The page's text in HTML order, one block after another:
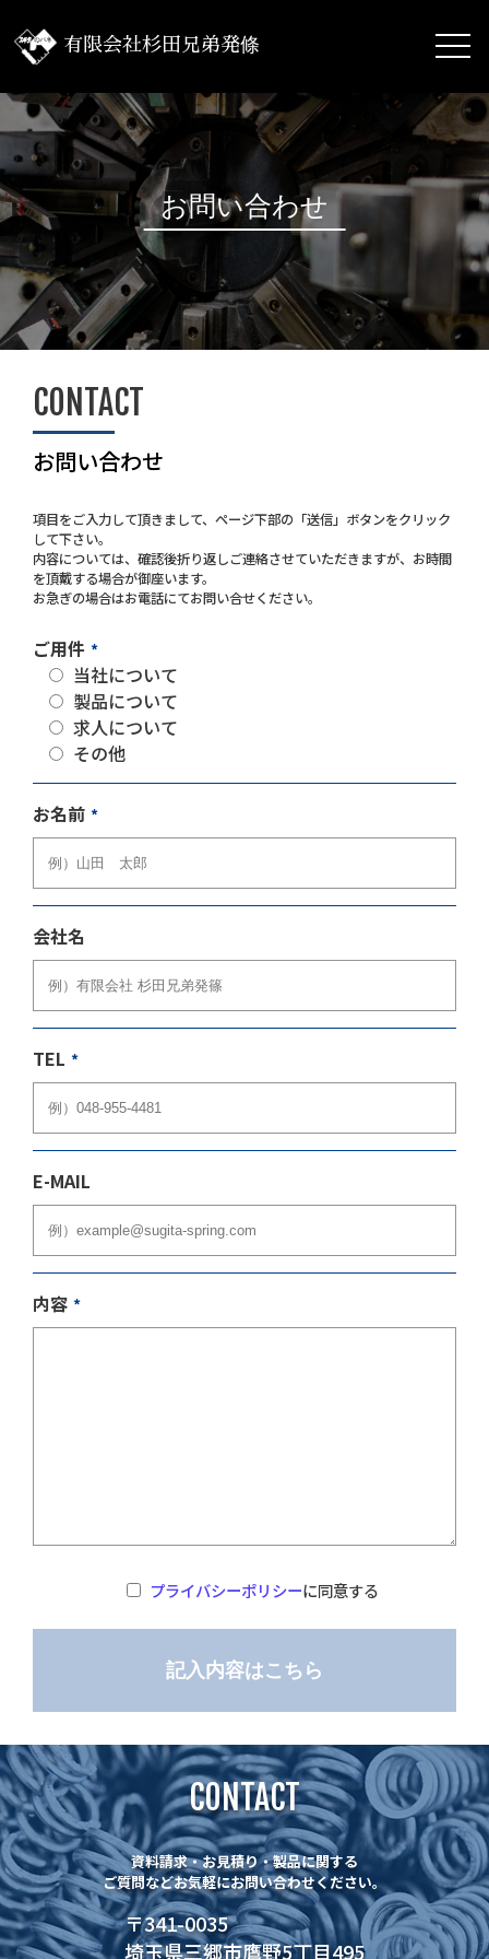
有限会社杉田兄弟発條
toggle
お問い合わせ
CONTACT
お問い合わせ
項目をご入力して頂きまして、ページ下部の「送信」ボタンをクリック
して下さい。
内容については、確認後折り返しご連絡させていただきますが、お時間
を頂戴する場合が御座います。
お急ぎの場合はお電話にてお問い合せください。
ご用件 *
当社について
製品について
求人について
その他
お名前 *
会社名
TEL *
E-MAIL
内容 *
プライバシーポリシーに同意する
CONTACT
資料請求・お見積り・製品に関する
ご質問などお気軽にお問い合わせください。
〒341-0035
埼玉県三郷市鷹野5丁目495